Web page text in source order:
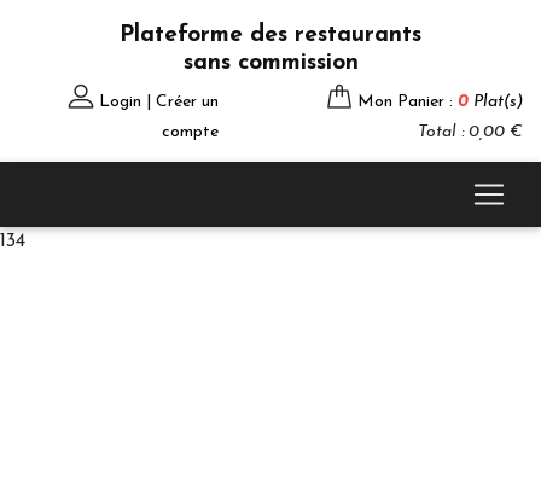
Plateforme des restaurants
sans commission
Login | Créer un
compte
Mon Panier : 0 Plat(s)
Total : 0,00 €
134